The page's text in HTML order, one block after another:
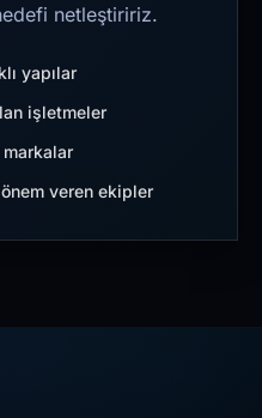
netleştiririz.
yapılar
işletmeler
veren ekipler